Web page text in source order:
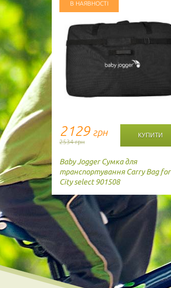
В НАЯВНОСТІ
2129 грн
2534 грн
Baby Jogger Сумка для
транспортування Carry Bag for
City select 901508